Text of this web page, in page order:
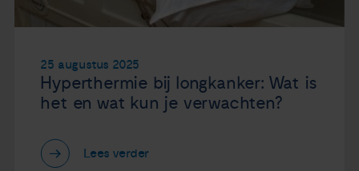
25 augustus 2025
Hyperthermie bij longkanker: Wat is
het en wat kun je verwachten?
Lees verder